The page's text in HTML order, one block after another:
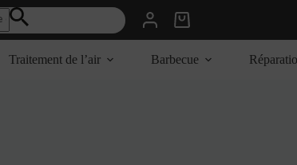
Panier
d’achat
Traitement de l’air Barbecue